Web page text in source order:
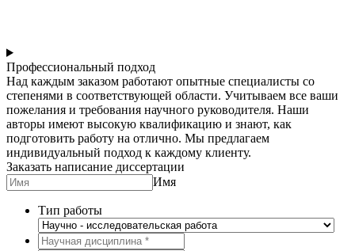
Профессиональный подход
Над каждым заказом работают опытные специалисты со
степенями в соответствующей области. Учитываем все ваши
пожелания и требования научного руководителя. Наши
авторы имеют высокую квалификацию и знают, как
подготовить работу на отлично. Мы предлагаем
индивидуальный подход к каждому клиенту.
Заказать написание диссертации
Имя
Тип работы